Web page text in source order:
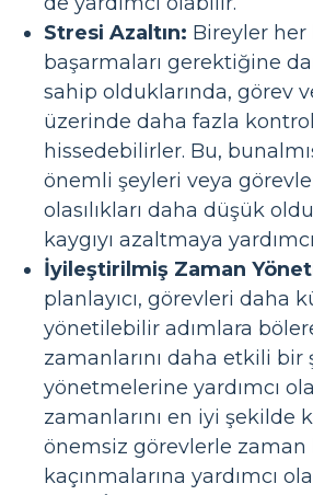
Stresi Azaltın: Bireyler her
başarmaları gerektiğine
sahip olduklarında, görev
üzerinde daha fazla
hissedebilirler. Bu,
önemli şeyleri veya
olasılıkları daha düşük
kaygıyı azaltmaya
İyileştirilmiş Zaman
planlayıcı, görevleri daha
yönetilebilir adımlara
zamanlarını daha etkili bir
yönetmelerine yardımcı
zamanlarını en iyi şekilde
önemsiz görevlerle
kaçınmalarına yardımcı